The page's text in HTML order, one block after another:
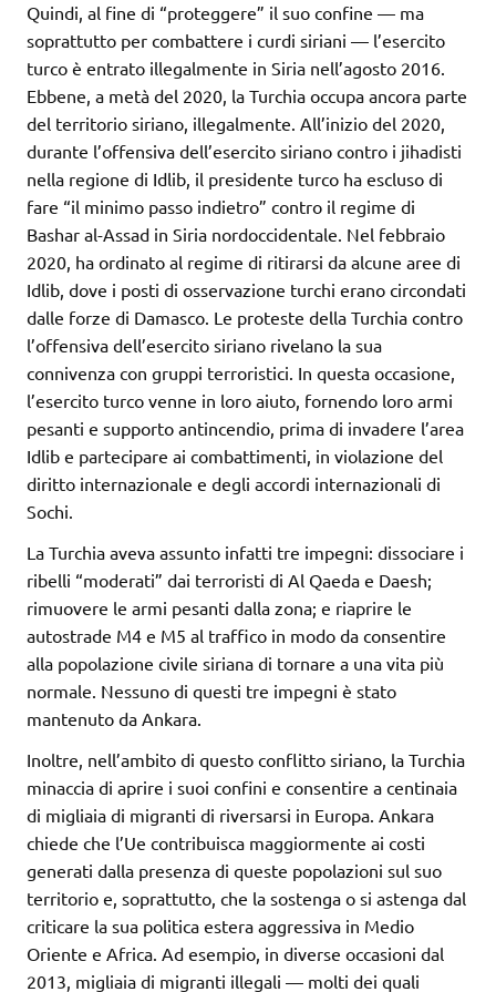
Quindi, al fine di “proteggere” il suo confine — ma
soprattutto per combattere i curdi siriani — l’esercito
turco è entrato illegalmente in Siria nell’agosto 2016.
Ebbene, a metà del 2020, la Turchia occupa ancora parte
del territorio siriano, illegalmente. All’inizio del 2020,
durante l’offensiva dell’esercito siriano contro i jihadisti
nella regione di Idlib, il presidente turco ha escluso di
fare “il minimo passo indietro” contro il regime di
Bashar al-Assad in Siria nordoccidentale. Nel febbraio
2020, ha ordinato al regime di ritirarsi da alcune aree di
Idlib, dove i posti di osservazione turchi erano circondati
dalle forze di Damasco. Le proteste della Turchia contro
l’offensiva dell’esercito siriano rivelano la sua
connivenza con gruppi terroristici. In questa occasione,
l’esercito turco venne in loro aiuto, fornendo loro armi
pesanti e supporto antincendio, prima di invadere l’area
Idlib e partecipare ai combattimenti, in violazione del
diritto internazionale e degli accordi internazionali di
Sochi.
La Turchia aveva assunto infatti tre impegni: dissociare i
ribelli “moderati” dai terroristi di Al Qaeda e Daesh;
rimuovere le armi pesanti dalla zona; e riaprire le
autostrade M4 e M5 al traffico in modo da consentire
alla popolazione civile siriana di tornare a una vita più
normale. Nessuno di questi tre impegni è stato
mantenuto da Ankara.
Inoltre, nell’ambito di questo conflitto siriano, la Turchia
minaccia di aprire i suoi confini e consentire a centinaia
di migliaia di migranti di riversarsi in Europa. Ankara
chiede che l’Ue contribuisca maggiormente ai costi
generati dalla presenza di queste popolazioni sul suo
territorio e, soprattutto, che la sostenga o si astenga dal
criticare la sua politica estera aggressiva in Medio
Oriente e Africa. Ad esempio, in diverse occasioni dal
2013, migliaia di migranti illegali — molti dei quali